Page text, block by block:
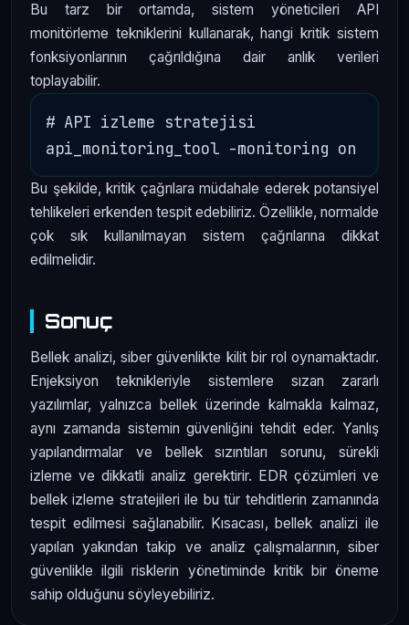
Bu tarz bir ortamda, sistem yöneticileri API
monitörleme tekniklerini kullanarak, hangi kritik sistem
fonksiyonlarının çağrıldığına dair anlık verileri
toplayabilir.
# API izleme stratejisi
Bu şekilde, kritik çağrılara müdahale ederek potansiyel
tehlikeleri erkenden tespit edebiliriz. Özellikle, normalde
çok sık kullanılmayan sistem çağrılarına dikkat
edilmelidir.
Sonuç
Bellek analizi, siber güvenlikte kilit bir rol oynamaktadır.
Enjeksiyon teknikleriyle sistemlere sızan zararlı
yazılımlar, yalnızca bellek üzerinde kalmakla kalmaz,
aynı zamanda sistemin güvenliğini tehdit eder. Yanlış
yapılandırmalar ve bellek sızıntıları sorunu, sürekli
izleme ve dikkatli analiz gerektirir. EDR çözümleri ve
bellek izleme stratejileri ile bu tür tehditlerin zamanında
tespit edilmesi sağlanabilir. Kısacası, bellek analizi ile
yapılan yakından takip ve analiz çalışmalarının, siber
güvenlikle ilgili risklerin yönetiminde kritik bir öneme
sahip olduğunu söyleyebiliriz.